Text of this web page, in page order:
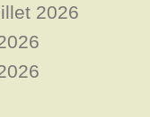
2026